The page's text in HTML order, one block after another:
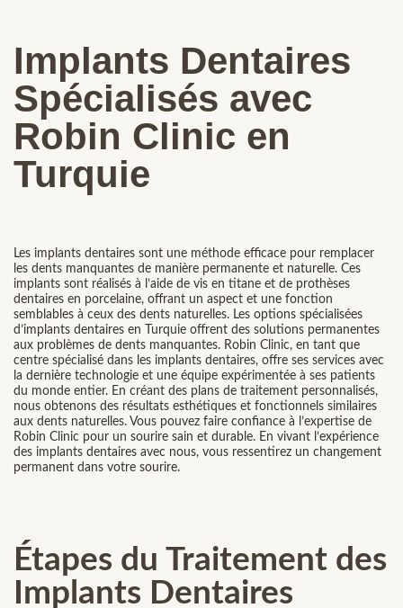
Implants Dentaires
Spécialisés avec
Robin Clinic en
Turquie
Les implants dentaires sont une méthode efficace pour remplacer
les dents manquantes de manière permanente et naturelle. Ces
implants sont réalisés à l’aide de vis en titane et de prothèses
dentaires en porcelaine, offrant un aspect et une fonction
semblables à ceux des dents naturelles. Les options spécialisées
d’implants dentaires en Turquie offrent des solutions permanentes
aux problèmes de dents manquantes. Robin Clinic, en tant que
centre spécialisé dans les implants dentaires, offre ses services avec
la dernière technologie et une équipe expérimentée à ses patients
du monde entier. En créant des plans de traitement personnalisés,
nous obtenons des résultats esthétiques et fonctionnels similaires
aux dents naturelles. Vous pouvez faire confiance à l’expertise de
Robin Clinic pour un sourire sain et durable. En vivant l’expérience
des implants dentaires avec nous, vous ressentirez un changement
permanent dans votre sourire.
Étapes du Traitement des
Implants Dentaires